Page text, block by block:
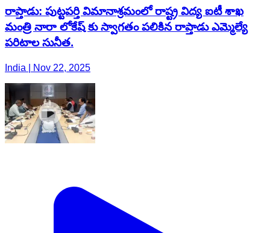
రాప్తాడు: పుట్టపర్తి విమానాశ్రమంలో రాష్ట్ర విద్య ఐటీ శాఖ
మంత్రి నారా లోకేష్ కు స్వాగతం పలికిన రాప్తాడు ఎమ్మెల్యే
పరిటాల సునీత.
India | Nov 22, 2025